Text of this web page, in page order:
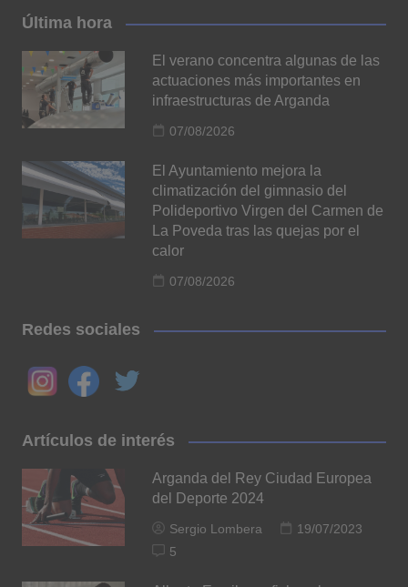
Última hora
El verano concentra algunas de las
actuaciones más importantes en
infraestructuras de Arganda
07/08/2026
El Ayuntamiento mejora la
climatización del gimnasio del
Polideportivo Virgen del Carmen de
La Poveda tras las quejas por el
calor
07/08/2026
Redes sociales
Artículos de interés
Arganda del Rey Ciudad Europea
del Deporte 2024
Sergio Lombera
19/07/2023
5